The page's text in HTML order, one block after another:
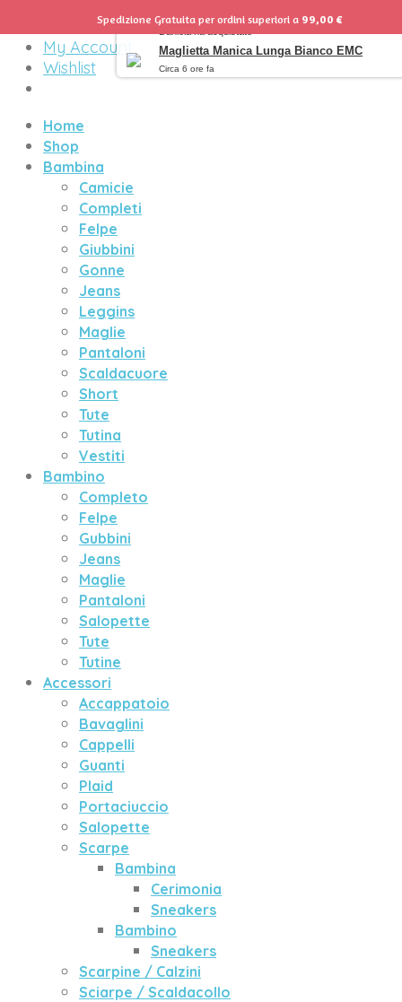
My Account
Wishlist
Home
Shop
Bambina
Camicie
Completi
Felpe
Giubbini
Gonne
Jeans
Leggins
Maglie
Pantaloni
Scaldacuore
Short
Tute
Tutina
Vestiti
Bambino
Completo
Felpe
Gubbini
Jeans
Maglie
Pantaloni
Salopette
Tute
Tutine
Accessori
Accappatoio
Bavaglini
Cappelli
Guanti
Plaid
Portaciuccio
Salopette
Scarpe
Bambina
Cerimonia
Sneakers
Bambino
Sneakers
Scarpine / Calzini
Sciarpe / Scaldacollo
Daniela ha acquistato
Maglietta Manica Lunga Bianco EMC
Spedizione Gratuita per ordini superiori a 99,00 €